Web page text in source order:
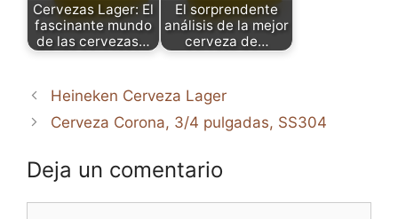
Cervezas Lager: El
fascinante mundo
de las cervezas…
El sorprendente
análisis de la mejor
cerveza de…
Heineken Cerveza Lager
Cerveza Corona, 3/4 pulgadas, SS304
Deja un comentario